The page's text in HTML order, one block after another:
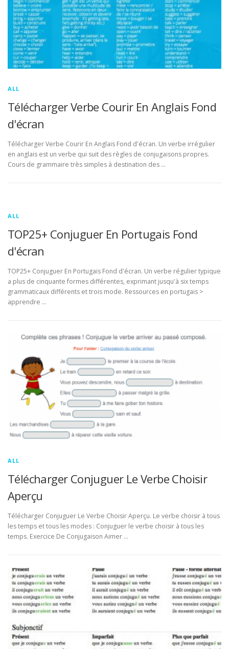
ALL
Télécharger Verbe Courir En Anglais Fond
d'écran
Télécharger Verbe Courir En Anglais Fond d'écran. Un verbe irrégulier
en anglais est un verbe qui suit des règles de conjugaisons propres.
Cours de grammaire très simples à destination des …
ALL
TOP25+ Conjuguer En Portugais Fond
d'écran
TOP25+ Conjuguer En Portugais Fond d'écran. Un verbe régulier typique
a plus de cinquante formes différentes, exprimant jusqu'à six temps
grammaticaux différents et trois mode. Ressources en portugais >
apprendre …
ALL
Télécharger Conjuguer Le Verbe Choisir
Aperçu
Télécharger Conjuguer Le Verbe Choisir Aperçu. Le verbe choisir à tous
les temps et tous les modes : Conjuguer le verbe choisir à tous les
temps. Exercice De Conjugaison Aimer …